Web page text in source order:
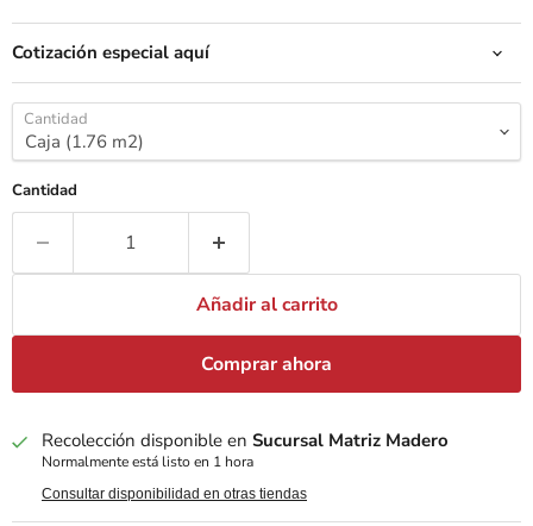
Cotización especial aquí
Cantidad
Cantidad
Añadir al carrito
Comprar ahora
Recolección disponible en Sucursal Matriz Madero
Normalmente está listo en 1 hora
Consultar disponibilidad en otras tiendas